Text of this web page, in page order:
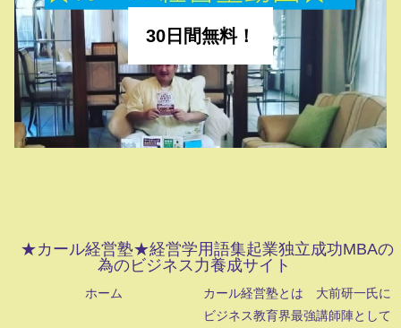
30日間無料！
★カール経営塾★経営学用語集起業独立成功MBAの
為のビジネス力養成サイト
ホーム
カール経営塾とは 大前研一氏に
ビジネス教育界最強講師陣として